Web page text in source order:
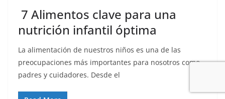
7 Alimentos clave para una
nutrición infantil óptima
La alimentación de nuestros niños es una de las
preocupaciones más importantes para nosotros como
padres y cuidadores. Desde el